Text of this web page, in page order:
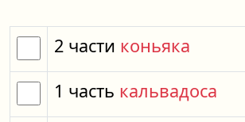
2 части коньяка
1 часть кальвадоса